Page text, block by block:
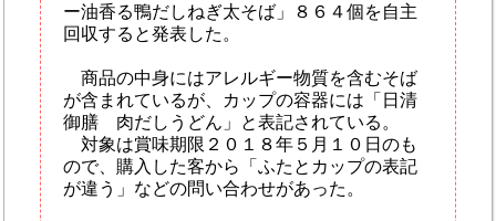
ー油香る鴨だしねぎ太そば」８６４個を自主
回収すると発表した。
商品の中身にはアレルギー物質を含むそば
が含まれているが、カップの容器には「日清
御膳 肉だしうどん」と表記されている。
対象は賞味期限２０１８年５月１０日のも
ので、購入した客から「ふたとカップの表記
が違う」などの問い合わせがあった。